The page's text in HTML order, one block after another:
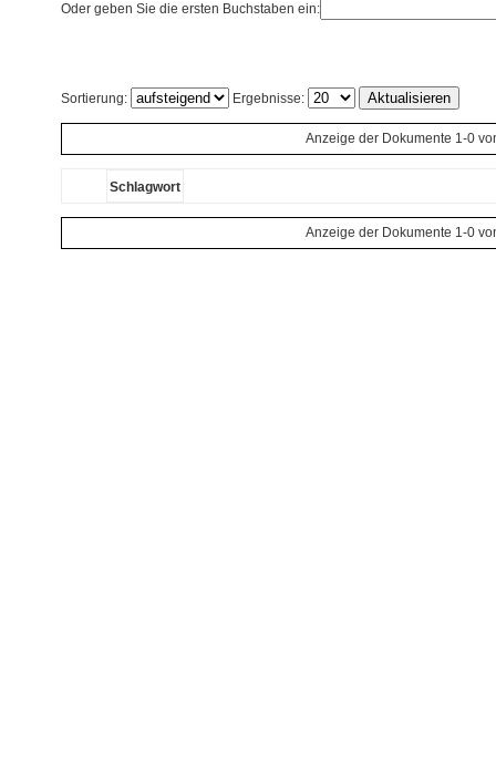
Oder geben Sie die ersten Buchstaben ein:
Sortierung: Ergebnisse:
Anzeige der Dokumente 1-0
Schlagwort
Anzeige der Dokumente 1-0